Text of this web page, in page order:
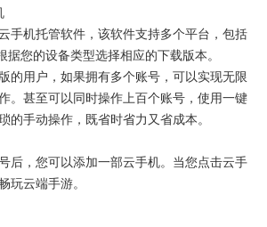
手机托管软件，该软件支持多个平台，包括
据您的设备类型选择相应的下载版本。
的用户，如果拥有多个账号，可以实现无限
。甚至可以同时操作上百个账号，使用一键
的手动操作，既省时省力又省成本。
后，您可以添加一部云手机。当您点击云手
玩云端手游。